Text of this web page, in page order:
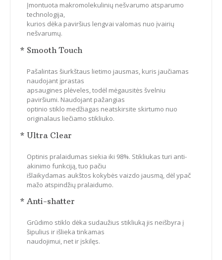
Įmontuota makromolekulinių nešvarumo atsparumo
technologija,
kurios dėka paviršius lengvai valomas nuo įvairių
nešvarumų.
* Smooth Touch
Pašalintas šiurkštaus lietimo jausmas, kuris jaučiamas
naudojant įprastas
apsaugines plėveles, todėl mėgausitės švelniu
paviršiumi. Naudojant pažangias
optinio stiklo medžiagas neatskirsite skirtumo nuo
originalaus liečiamo stikliuko.
* Ultra Clear
Optinis pralaidumas siekia iki 98%. Stikliukas turi anti-
akinimo funkciją, tuo pačiu
išlaikydamas aukštos kokybės vaizdo jausmą, dėl ypač
mažo atspindžių pralaidumo.
* Anti-shatter
Grūdimo stiklo dėka sudaužius stikliuką jis neišbyra į
šipulius ir išlieka tinkamas
naudojimui, net ir įskilęs.